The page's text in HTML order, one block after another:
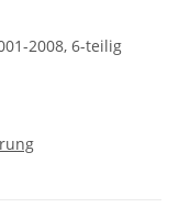
2008, 6-teilig